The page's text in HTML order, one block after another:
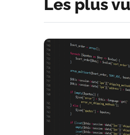
Les plus